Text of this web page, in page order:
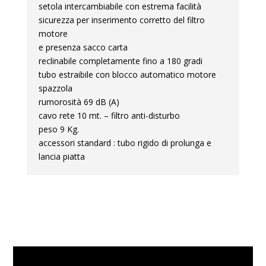
setola intercambiabile con estrema facilità
sicurezza per inserimento corretto del filtro
motore
e presenza sacco carta
reclinabile completamente fino a 180 gradi
tubo estraibile con blocco automatico motore
spazzola
rumorosità 69 dB (A)
cavo rete 10 mt. – filtro anti-disturbo
peso 9 Kg.
accessori standard : tubo rigido di prolunga e
lancia piatta